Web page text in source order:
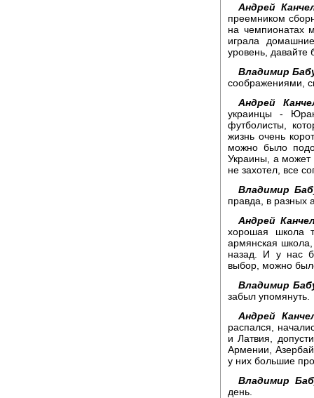
Андрей
преемником
на чемпионатах
играла
уровень, давайте
Владимир
соображениями,
Андрей
украинцы -
футболисты,
жизнь очень
можно было
Украины, а может
не захотел, все
Владимир
правда, в разных
Андрей
хорошая школа
армянская школа,
назад. И у нас
выбор, можно
Владимир
забыл упомянуть.
Андрей
распался,
и Латвия,
Армении,
у них большие
Владимир
день.